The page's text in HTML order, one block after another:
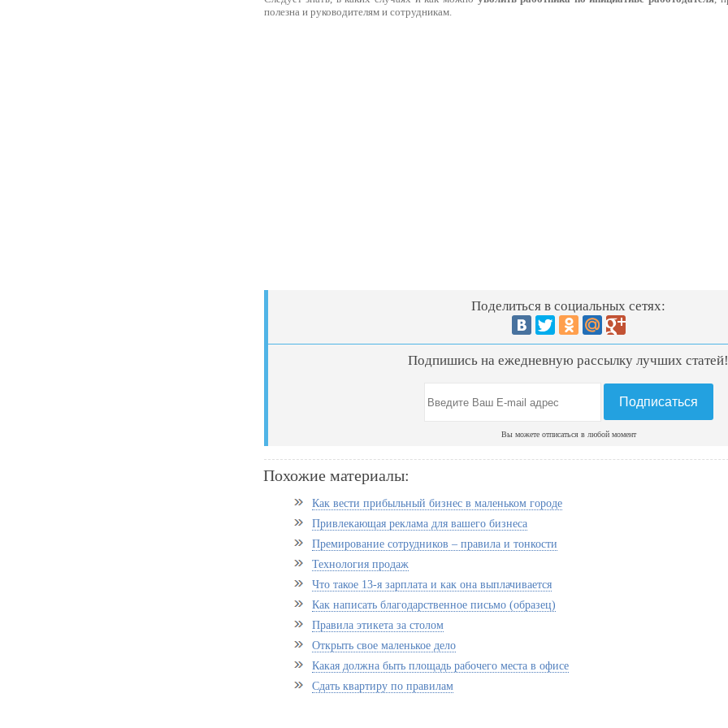
полезна и руководителям и сотрудникам.
Поделиться в социальных сетях:
Подпишись на ежедневную рассылку лучших
Вы можете отписаться в любой момент
Похожие материалы:
Как вести прибыльный бизнес в маленьком городе
Привлекающая реклама для вашего бизнеса
Премирование сотрудников – правила и тонкости
Технология продаж
Что такое 13-я зарплата и как она выплачивается
Как написать благодарственное письмо (образец)
Правила этикета за столом
Открыть свое маленькое дело
Какая должна быть площадь рабочего места в офисе
Сдать квартиру по правилам